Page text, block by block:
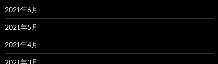
2021年6月
2021年5月
2021年4月
2021年3月